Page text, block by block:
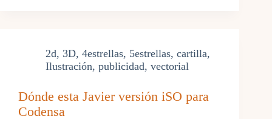
2d, 3D, 4estrellas, 5estrellas, cartilla,
Ilustración, publicidad, vectorial
Dónde esta Javier versión iSO para
Codensa